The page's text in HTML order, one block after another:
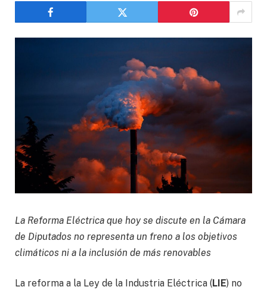
La Reforma Eléctrica que hoy se discute en la Cámara
de Diputados no representa un freno a los objetivos
climáticos ni a la inclusión de más renovables
La reforma a la Ley de la Industria Eléctrica (LIE) no